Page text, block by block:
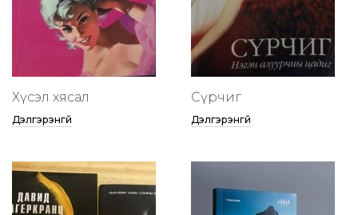
Хүсэл хясал
Дэлгэрэнгүй
Сүрчиг
Дэлгэрэнгүй